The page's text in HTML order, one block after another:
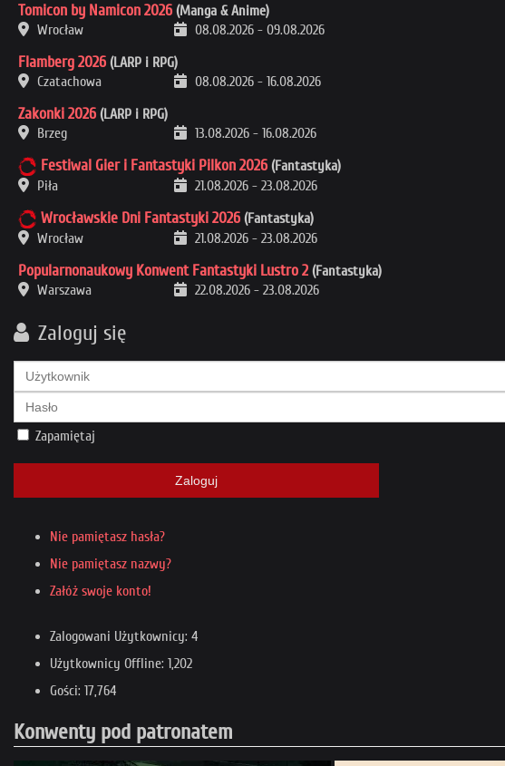
Tomicon by Namicon 2026 (Manga & Anime)
Wrocław
08.08.2026 - 09.08.2026
Flamberg 2026 (LARP i RPG)
Czatachowa
08.08.2026 - 16.08.2026
Zakonki 2026 (LARP i RPG)
Brzeg
13.08.2026 - 16.08.2026
Festiwal Gier i Fantastyki Pilkon 2026 (Fantastyka)
Piła
21.08.2026 - 23.08.2026
Wrocławskie Dni Fantastyki 2026 (Fantastyka)
Wrocław
21.08.2026 - 23.08.2026
Popularnonaukowy Konwent Fantastyki Lustro 2 (Fantastyka)
Warszawa
22.08.2026 - 23.08.2026
Zaloguj się
Zapamiętaj
Zaloguj
Nie pamiętasz hasła?
Nie pamiętasz nazwy?
Załóż swoje konto!
Zalogowani Użytkownicy: 4
Użytkownicy Offline: 1,202
Gości: 17,764
Konwenty pod patronatem